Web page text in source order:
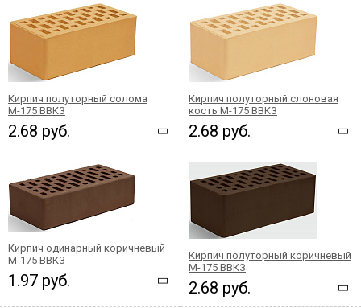
Кирпич полуторный солома
М-175 ВВКЗ
2.68 руб.
Кирпич полуторный слоновая
кость М-175 ВВКЗ
2.68 руб.
Кирпич одинарный коричневый
М-175 ВВКЗ
1.97 руб.
Кирпич полуторный коричневый
М-175 ВВКЗ
2.68 руб.